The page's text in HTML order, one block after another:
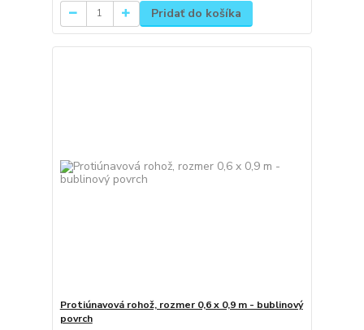
Pridať do košíka
Protiúnavová rohož, rozmer 0,6 x 0,9 m - bublinový
povrch